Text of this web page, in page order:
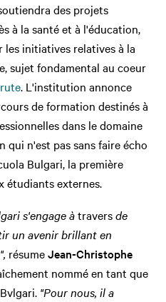
des projets
à la santé et à l'éducation,
initiatives relatives à la
sujet fondamental au coeur
. L'institution annonce
de formation destinés à
dans le domaine
qui n'est pas sans faire écho
Bulgari, la première
étudiants externes.
s'engage àtraversde
un avenir brillant en
résumeJean-Christophe
nommé en tant que
"Pour nous, ila